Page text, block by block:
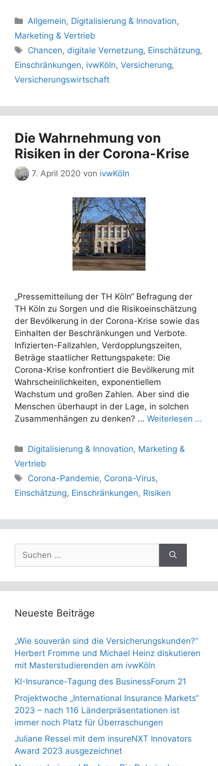
Kategorien
Allgemein, Digitalisierung & Innovation,
Marketing & Vertrieb
Schlagwörter
Chancen, digitale Vernetzung, Einschätzung,
Einschränkungen, ivwKöln, Versicherung,
Versicherungswirtschaft
Die Wahrnehmung von
Risiken in der Corona-Krise
7. April 2020 von ivwKöln
„Pressemitteilung der TH Köln“ Befragung der
TH Köln zu Sorgen und die Risikoeinschätzung
der Bevölkerung in der Corona-Krise sowie das
Einhalten der Beschränkungen und Verbote.
Infizierten-Fallzahlen, Verdopplungszeiten,
Beträge staatlicher Rettungspakete: Die
Corona-Krise konfrontiert die Bevölkerung mit
Wahrscheinlichkeiten, exponentiellem
Wachstum und großen Zahlen. Aber sind die
Menschen überhaupt in der Lage, in solchen
Zusammenhängen zu denken? … Weiterlesen …
Kategorien
Digitalisierung & Innovation, Marketing &
Vertrieb
Schlagwörter
Corona-Pandemie, Corona-Virus,
Einschätzung, Einschränkungen, Risiken
nach:
Neueste Beiträge
„Wie souverän sind die Versicherungskunden?“
Herbert Fromme und Michael Heinz diskutieren
mit Masterstudierenden am ivwKöln
KI-Insurance-Tagung des BusinessForum 21
Projektwoche „International Insurance Markets“
2023 – nach 116 Länderpräsentationen ist
immer noch Platz für Überraschungen
Juliane Ressel mit dem insureNXT Innovators
Award 2023 ausgezeichnet